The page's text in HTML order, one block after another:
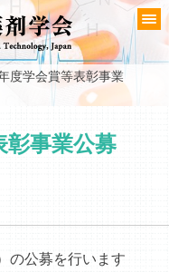
度学会賞等表彰事業
事業公募
の公募を行います